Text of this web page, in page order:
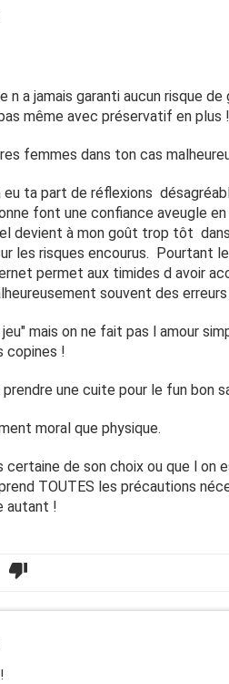
n a jamais garanti aucun risque
même avec préservatif en plus !
femmes dans ton cas
ta part de réflexions
font une confiance aveugle
devient à mon goût trop tôt
les risques encourus. Pourtant
permet aux timides d avoir
souvent des
mais on ne fait pas l amour
copines !
une cuite pour le fun bon
moral que physique.
de son choix ou que l on
TOUTES les précautions
autant !